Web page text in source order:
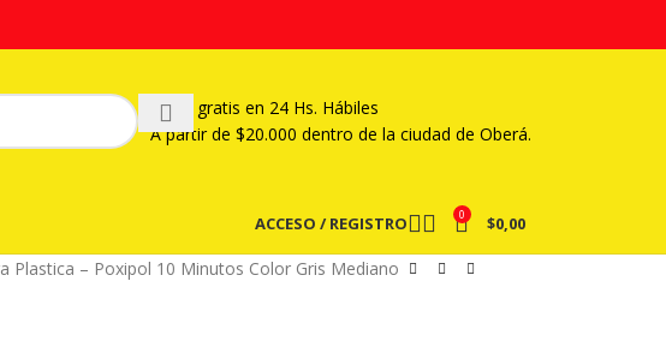
Envío gratis en 24 Hs. Hábiles
A partirde $20.000 dentro de la ciudad de Oberá.
ACCESO / REGISTRO 0 $0,00
Plastica – Poxipol 10 Minutos Color Gris Mediano